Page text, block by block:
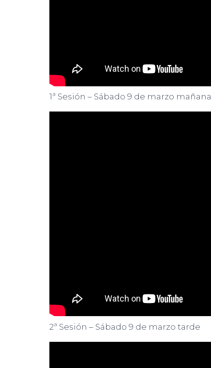
1ª Sesión – Sábado 9 de marzo mañana
2ª Sesión – Sábado 9 de marzo tarde